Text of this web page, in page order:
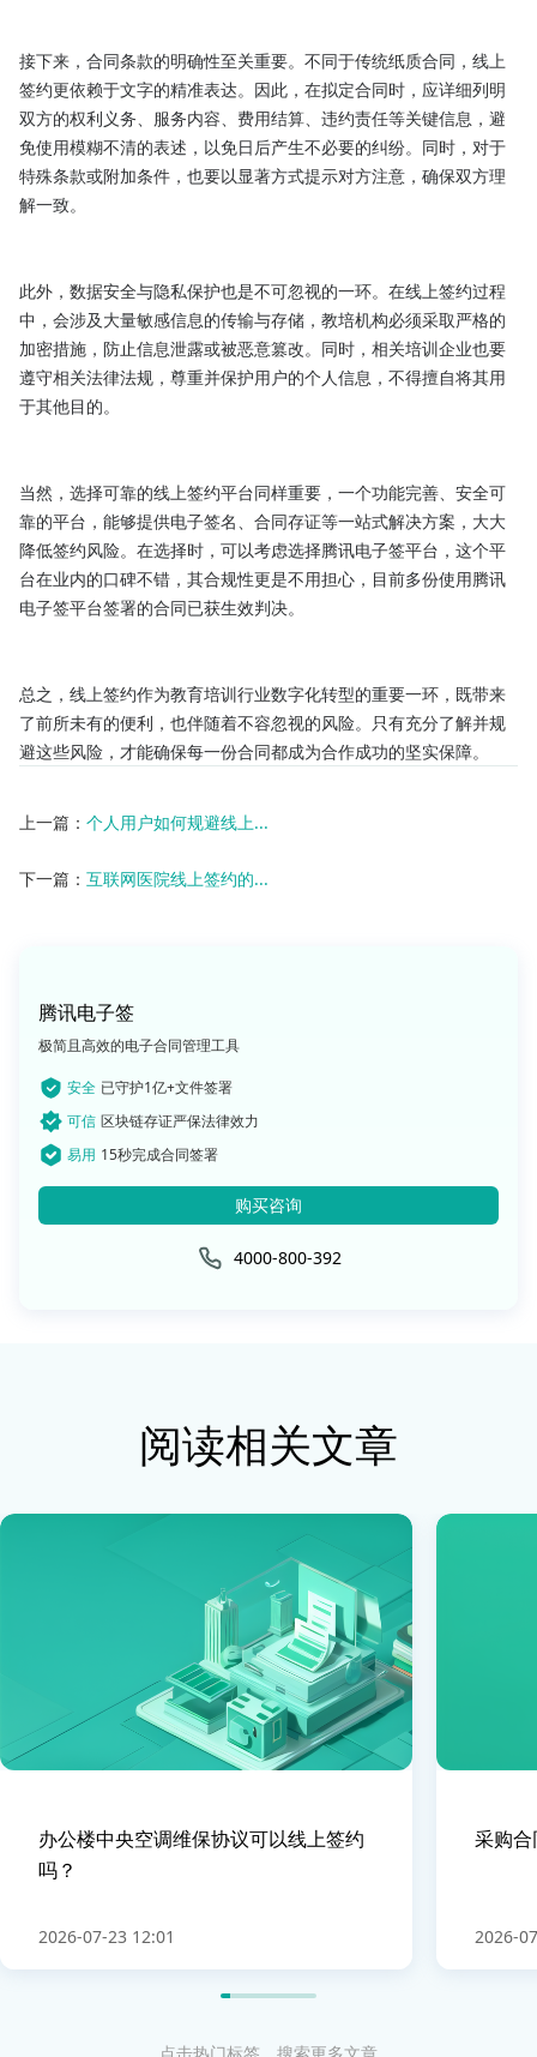
接下来，合同条款的明确性至关重要。不同于传统纸质合同，线上
签约更依赖于文字的精准表达。因此，在拟定合同时，应详细列明
双方的权利义务、服务内容、费用结算、违约责任等关键信息，避
免使用模糊不清的表述，以免日后产生不必要的纠纷。同时，对于
特殊条款或附加条件，也要以显著方式提示对方注意，确保双方理
解一致。
此外，数据安全与隐私保护也是不可忽视的一环。在线上签约过程
中，会涉及大量敏感信息的传输与存储，教培机构必须采取严格的
加密措施，防止信息泄露或被恶意篡改。同时，相关培训企业也要
遵守相关法律法规，尊重并保护用户的个人信息，不得擅自将其用
于其他目的。
当然，选择可靠的线上签约平台同样重要，一个功能完善、安全可
靠的平台，能够提供电子签名、合同存证等一站式解决方案，大大
降低签约风险。在选择时，可以考虑选择腾讯电子签平台，这个平
台在业内的口碑不错，其合规性更是不用担心，目前多份使用腾讯
电子签平台签署的合同已获生效判决。
总之，线上签约作为教育培训行业数字化转型的重要一环，既带来
了前所未有的便利，也伴随着不容忽视的风险。只有充分了解并规
避这些风险，才能确保每一份合同都成为合作成功的坚实保障。
上一篇： 个人用户如何规避线上...
下一篇： 互联网医院线上签约的...
腾讯电子签
极简且高效的电子合同管理工具
安全 已守护1亿+文件签署
可信 区块链存证严保法律效力
易用 15秒完成合同签署
购买咨询
4000-800-392
阅读相关文章
办公楼中央空调维保协议可以线上签约
吗？
2026-07-23 12:01
采购
2026-